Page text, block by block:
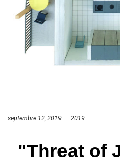
septembre 12, 2019 2019
"Threat of